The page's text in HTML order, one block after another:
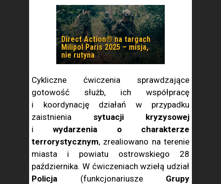
Direct Action® na targach
Milipol Paris 2025 – misja,
nie rutyna
Cykliczne ćwiczenia sprawdzające
gotowość służb, ich współpracę
i koordynację działań w przypadku
zaistnienia sytuacji kryzysowej
iwydarzenia o charakterze
terrorystycznym, zrealiowano na terenie
miasta i powiatu ostrowskiego 28
października. W ćwiczeniach wziełą udział
Policja (funkcjonariusze Grupy